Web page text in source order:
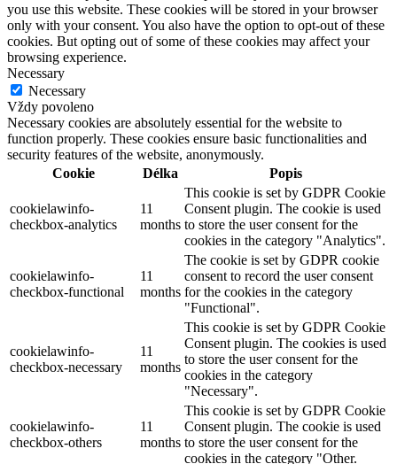
you use this website. These cookies will be stored in your browser
only with your consent. You also have the option to opt-out of these
cookies. But opting out of some of these cookies may affect your
browsing experience.
Necessary
Necessary
Vždy povoleno
Necessary cookies are absolutely essential for the website to
function properly. These cookies ensure basic functionalities and
security features of the website, anonymously.
Cookie
Délka Popis
cookielawinfo-
checkbox-analytics
11
months
This cookie is set by GDPR Cookie
Consent plugin. The cookie is used
to store the user consent for the
cookies in the category "Analytics".
cookielawinfo-
checkbox-functional
11
months
The cookie is set by GDPR cookie
consent to record the user consent
for the cookies in the category
"Functional".
cookielawinfo-
checkbox-necessary
11
months
This cookie is set by GDPR Cookie
Consent plugin. The cookies is used
to store the user consent for the
cookies in the category
"Necessary".
cookielawinfo-
checkbox-others
11
months
This cookie is set by GDPR Cookie
Consent plugin. The cookie is used
to store the user consent for the
cookies in the category "Other.